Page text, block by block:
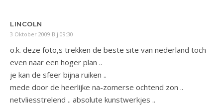
LINCOLN
3 Oktober 2009 Bij 09:30
o.k. deze foto,s trekken de beste site van nederland toch
even naar een hoger plan ..
je kan de sfeer bijna ruiken ..
mede door de heerlijke na-zomerse ochtend zon ..
netvliesstrelend .. absolute kunstwerkjes ..